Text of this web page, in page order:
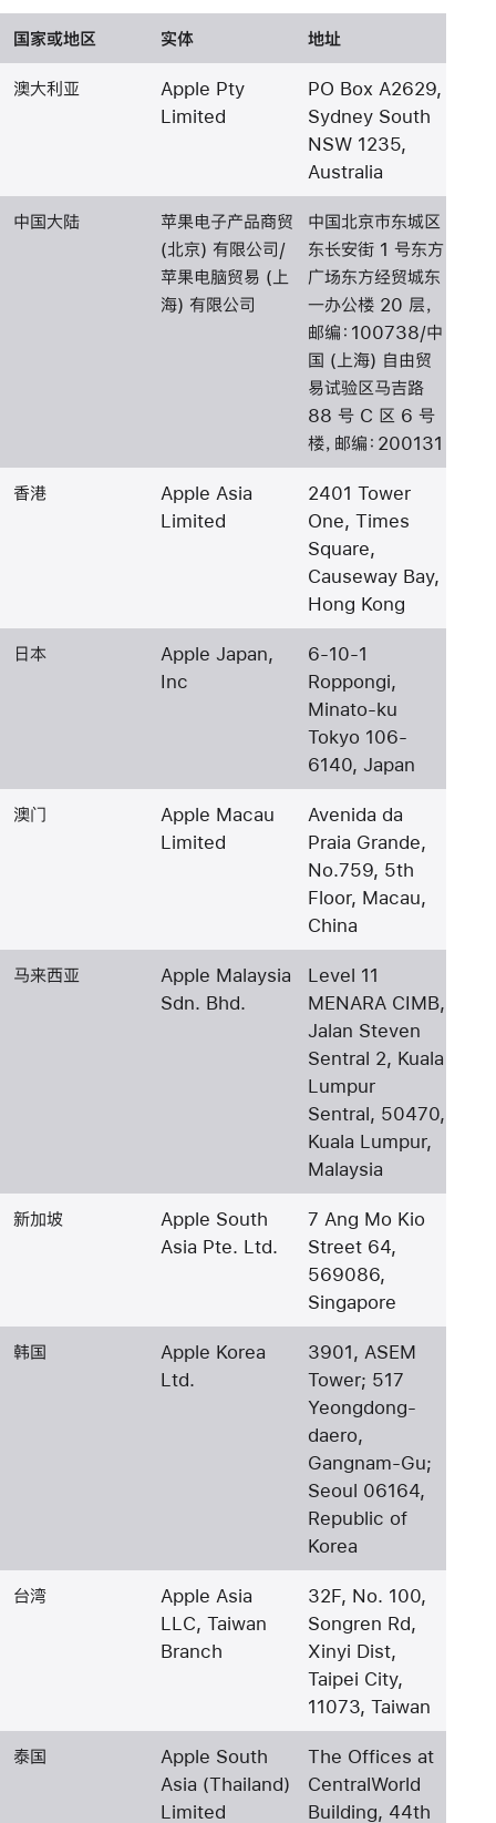
国家或地区 实体 地址
澳大利亚
Apple Pty
Limited
PO Box A2629,
Sydney South
NSW 1235,
Australia
中国大陆
苹果电子产品商贸
(北京) 有限公司/
苹果电脑贸易 (上
海) 有限公司
中国北京市东城区
东长安街 1 号东方
广场东方经贸城东
一办公楼 20 层，
邮编：100738/中
国 (上海) 自由贸
易试验区马吉路
88 号 C 区 6 号
楼，邮编：200131
香港
Apple Asia
Limited
2401 Tower
One, Times
Square,
Causeway Bay,
Hong Kong
日本
Apple Japan,
Inc
6-10-1
Roppongi,
Minato-ku
Tokyo 106-
6140, Japan
澳门
Apple Macau
Limited
Avenida da
Praia Grande,
No.759, 5th
Floor, Macau,
China
马来西亚
Apple Malaysia
Sdn. Bhd.
Level 11
MENARA CIMB,
Jalan Steven
Sentral 2, Kuala
Lumpur
Sentral, 50470,
Kuala Lumpur,
Malaysia
新加坡
Apple South
Asia Pte. Ltd.
7 Ang Mo Kio
Street 64,
569086,
Singapore
韩国
Apple Korea
Ltd.
3901, ASEM
Tower; 517
Yeongdong-
daero,
Gangnam-Gu;
Seoul 06164,
Republic of
Korea
台湾
Apple Asia
LLC, Taiwan
Branch
32F, No. 100,
Songren Rd,
Xinyi Dist,
Taipei City,
11073, Taiwan
泰国
Apple South
Asia (Thailand)
Limited
The Offices at
CentralWorld
Building, 44th